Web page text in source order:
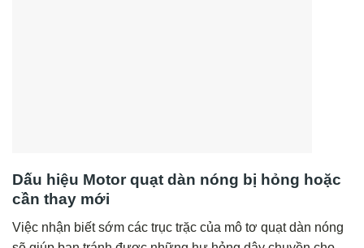
Dấu hiệu Motor quạt dàn nóng bị hỏng hoặc
cần thay mới
Việc nhận biết sớm các trục trặc của mô tơ quạt dàn nóng